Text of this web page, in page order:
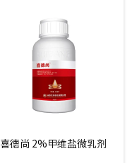
喜德尚 2%甲维盐微乳剂